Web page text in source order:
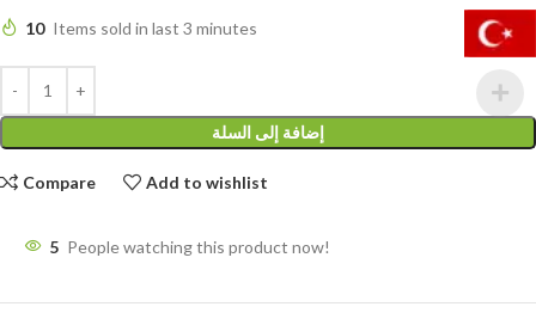
10 Items sold in last 3 minutes
إضافة إلى السلة
Compare Add to wishlist
5 People watching this product now!